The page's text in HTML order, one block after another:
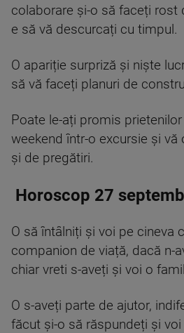
colaborare și-o să faceți rost
e să vă descurcați cu timpul.
O apariție surpriză și niște
să vă faceți planuri de
Poate le-ați promis
weekend într-o excursie și vă
și de pregătiri.
Horoscop 27
O să întâlniți și voi pe cineva
companion de viață, dacă n-
chiar vreti s-aveți și voi o
O s-aveți parte de ajutor,
făcut și-o să răspundeți și